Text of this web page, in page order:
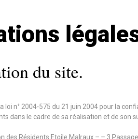
du site.
loi n° 2004-575 du 21 juin 2004 pour la
dans le cadre de sa réalisation et de son
des Résidents Etoile Malraux – – 3